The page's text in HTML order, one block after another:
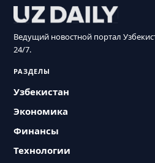
Ведущий новостной портал
24/7.
РАЗДЕЛЫ
Узбекистан
Экономика
Финансы
Технологии